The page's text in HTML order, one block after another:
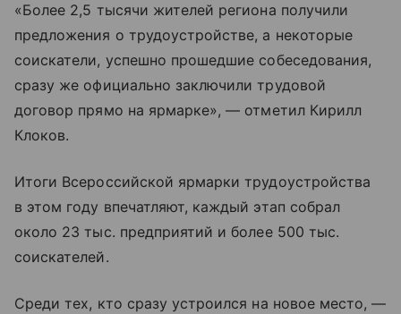
«Более 2,5 тысячи жителей региона получили
предложения о трудоустройстве, а некоторые
соискатели, успешно прошедшие собеседования,
сразу же официально заключили трудовой
договор прямо на ярмарке», — отметил Кирилл
Клоков.
Итоги Всероссийской ярмарки трудоустройства
в этом году впечатляют, каждый этап собрал
около 23 тыс. предприятий и более 500 тыс.
соискателей.
Среди тех, кто сразу устроился на новое место, —